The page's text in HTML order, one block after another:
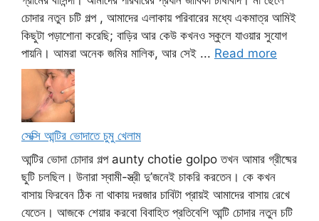
চোদার নতুন চটি গল্প , আমাদের এলাকায় পরিবারের মধ্যে একমাত্র আমিই
কিছুটা পড়াশোনা করেছি; বাড়ির আর কেউ কখনও স্কুলে যাওয়ার সুযোগ
পায়নি। আমরা অনেক জমির মালিক, আর সেই ... Read more
সেক্সি আন্টির ভোদাতে চুমু খেলাম
আন্টির ভোদা চোদার গল্প aunty chotie golpo তখন আমার গ্রীষ্মের
ছুটি চলছিল। উনারা স্বামী-স্ত্রী দু’জনেই চাকরি করতেন। কে কখন
বাসায় ফিরবেন ঠিক না থাকায় দরজার চাবিটা প্রায়ই আমাদের বাসায় রেখে
যেতেন। আজকে শেয়ার করবো বিবাহিত প্রতিবেশি আন্টি চোদার নতুন চটি